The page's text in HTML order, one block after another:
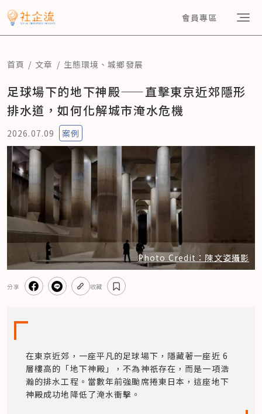
會員專區
首頁 文章 生態環境 、城鄉發展
足球場下的地下神殿——直擊東京近郊隱形
排水道，如何化解城市淹水危機
2026.07.09 案例
Photo Credit：陳文姿攝影
分享 收藏
在東京近郊，一座平凡的足球場下，隱藏著一座近 6
層樓高的「地下神殿」，不為神祇存在，而是一項浩
瀚的排水工程。當數年前強颱席捲東日本，這座地下
神殿成功地降低了淹水衝擊。